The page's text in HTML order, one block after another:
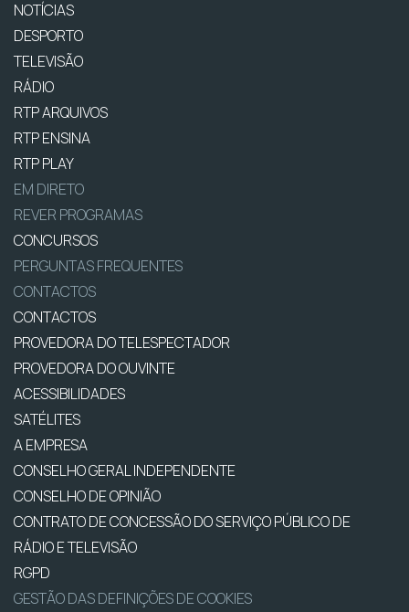
NOTÍCIAS
DESPORTO
TELEVISÃO
RÁDIO
RTP ARQUIVOS
RTP ENSINA
RTP PLAY
EM DIRETO
REVER PROGRAMAS
CONCURSOS
PERGUNTAS FREQUENTES
CONTACTOS
CONTACTOS
PROVEDORA DO TELESPECTADOR
PROVEDORA DO OUVINTE
ACESSIBILIDADES
SATÉLITES
A EMPRESA
CONSELHO GERAL INDEPENDENTE
CONSELHO DE OPINIÃO
CONTRATO DE CONCESSÃO DO SERVIÇO PÚBLICO DE
RÁDIO E TELEVISÃO
RGPD
GESTÃO DAS DEFINIÇÕES DE COOKIES